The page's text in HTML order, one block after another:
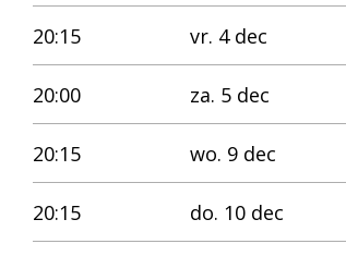
20:15 vr. 4 dec
20:00 za. 5 dec
20:15 wo. 9 dec
20:15 do. 10 dec